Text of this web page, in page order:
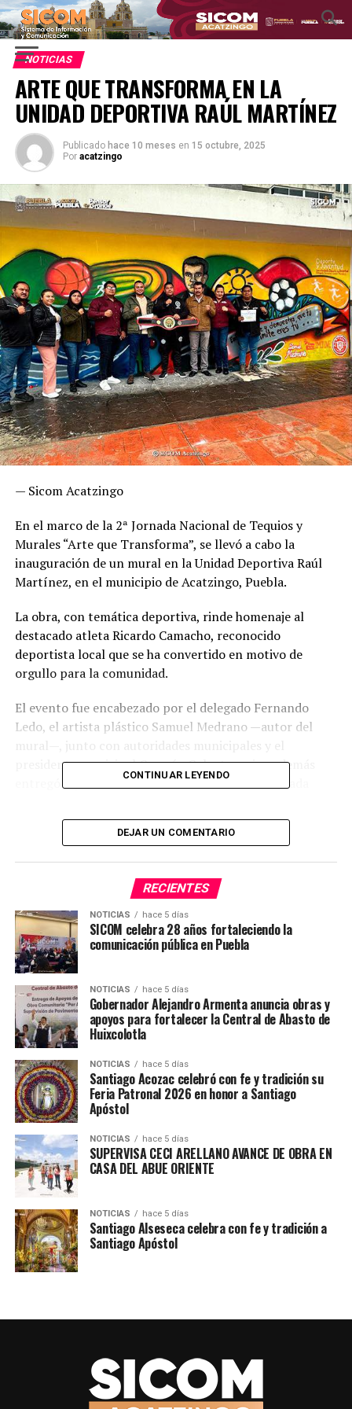
NOTICIAS
ARTE QUE TRANSFORMA EN LA
UNIDAD DEPORTIVA RAÚL MARTÍNEZ
Publicado hace 10 meses en 15 octubre, 2025
Por acatzingo
— Sicom Acatzingo
En el marco de la 2ª Jornada Nacional de Tequios y
Murales “Arte que Transforma”, se llevó a cabo la
inauguración de un mural en la Unidad Deportiva Raúl
Martínez, en el municipio de Acatzingo, Puebla.
La obra, con temática deportiva, rinde homenaje al
destacado atleta Ricardo Camacho, reconocido
deportista local que se ha convertido en motivo de
orgullo para la comunidad.
El evento fue encabezado por el delegado Fernando
Ledo, el artista plástico Samuel Medrano —autor del
mural—, junto con autoridades municipales y el
presidente municipal Germán Coleote, quien además
entregó diplomas en reconocimiento a la destacada
talento local.
disciplina y el orgullo comunitario, reflejando el
compromiso de Acatzingo con la transformación social
a través del arte.
TEMAS RELACIONADOS
SIGUE CON
Gobierno de Puebla brinda atención inmediata a familias
de Sierra Norte
LA TRANSFORMACIÓN AVANZA EN PUEBLA
CONTINUAR LEYENDO
DEJAR UN COMENTARIO
RECIENTES
NOTICIAS hace 5 días
SICOM celebra 28 años fortaleciendo la
comunicación pública en Puebla
NOTICIAS hace 5 días
Gobernador Alejandro Armenta anuncia obras y
apoyos para fortalecer la Central de Abasto de
Huixcolotla
NOTICIAS hace 5 días
Santiago Acozac celebró con fe y tradición su
Feria Patronal 2026 en honor a Santiago
Apóstol
NOTICIAS hace 5 días
SUPERVISA CECI ARELLANO AVANCE DE OBRA EN
CASA DEL ABUE ORIENTE
NOTICIAS hace 5 días
Santiago Alseseca celebra con fe y tradición a
Santiago Apóstol